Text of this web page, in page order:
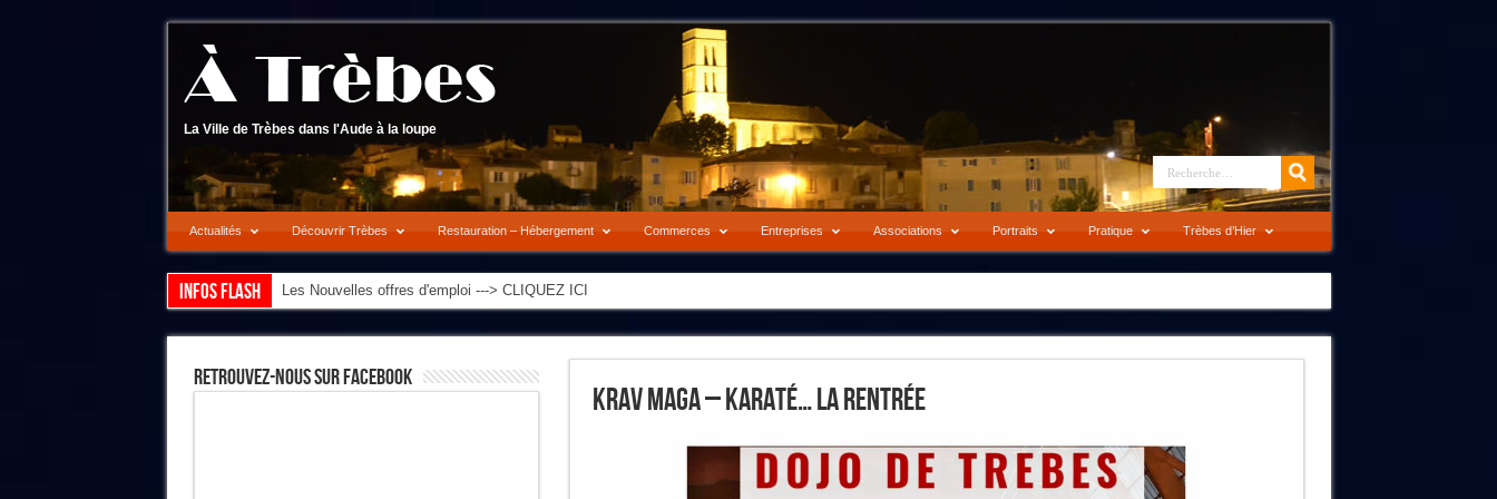
La Ville de Trèbes dans l'Aude à la loupe
Actualités Découvrir Trèbes Restauration – Hébergement Commerces Entreprises Associations Portraits Pratique Trèbes d’Hier
Infos flash Les Nouvelles offres d'emploi ---> CLIQUEZ ICI
Krav Maga – Karaté… La Rentrée
Retrouvez-Nous Sur Facebook